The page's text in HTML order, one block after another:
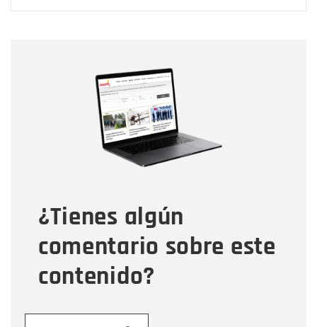
¿Tienes algún
comentario sobre este
contenido?
Correo electrónico
Tipo de comentario
Mensaje